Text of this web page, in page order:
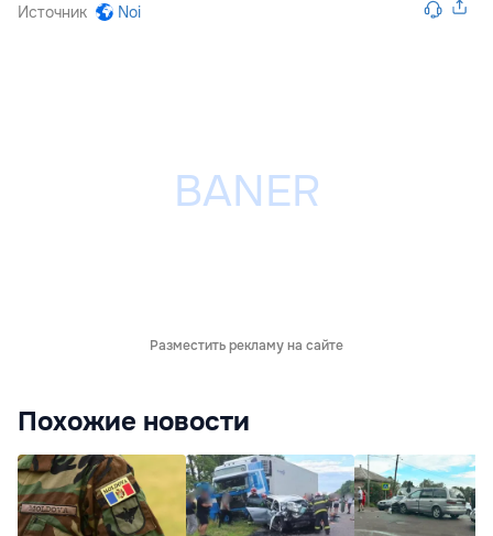
Источник Noi
Разместить рекламу на сайте
Похожие новости